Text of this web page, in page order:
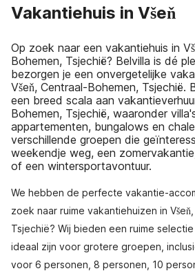
Vakantiehuis in Všeň
Op zoek naar een vakantiehuis in
Bohemen, Tsjechië? Belvilla is dé
bezorgen je een onvergetelijke
Všeň, Centraal-Bohemen, Tsjechië.
een breed scala aan
Bohemen, Tsjechië, waaronder
appartementen, bungalows en
verschillende groepen die
weekendje weg, een
of een wintersportavontuur.
We hebben de perfecte vakantie-
zoek naar ruime vakantiehuizen in
Tsjechië? Wij bieden een ruime
ideaal zijn voor grotere groepen,
voor 6 personen, 8 personen, 10